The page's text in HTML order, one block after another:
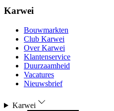
Karwei
Bouwmarkten
Club Karwei
Over Karwei
Klantenservice
Duurzaamheid
Vacatures
Nieuwsbrief
Karwei